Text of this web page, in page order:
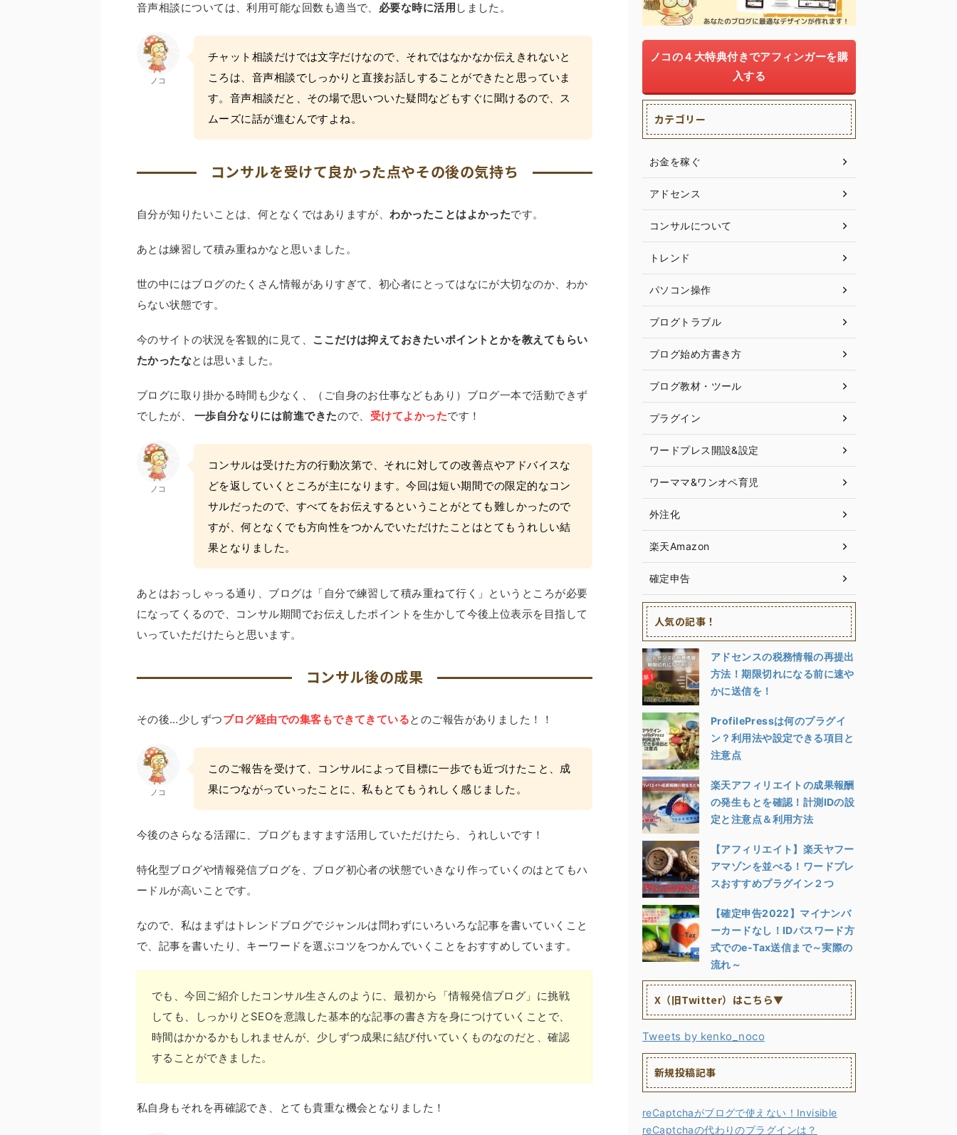
音声相談については、利用可能な回数も適当で、 必要な時に活用 しました。
ノコ
チャット相談だけでは文字だけなので、それではなかなか伝えきれないと
ころは、音声相談でしっかりと直接お話しすることができたと思っていま
す。音声相談だと、その場で思いついた疑問などもすぐに聞けるので、ス
ムーズに話が進むんですよね。
コンサルを受けて良かった点やその後の気持ち
自分が知りたいことは、何となくではありますが、わかったことはよかったです。
あとは練習して積み重ねかなと思いました。
世の中にはブログのたくさん情報がありすぎて、初心者にとってはなにが大切なのか、わか
らない状態です。
今のサイトの状況を客観的に見て、 ここだけは抑えておきたいポイントとかを教えてもらい
たかったなとは思いました。
ブログに取り掛かる時間も少なく、（ご自身のお仕事などもあり）ブログ一本で活動できず
でしたが、
一歩自分なりには前進できたので、 受けてよかったです！
ノコ
コンサルは受けた方の行動次第で、それに対しての改善点やアドバイスな
どを返していくところが主になります。今回は短い期間での限定的なコン
サルだったので、すべてをお伝えするということがとても難しかったので
すが、何となくでも方向性をつかんでいただけたことはとてもうれしい結
果となりました。
あとはおっしゃっる通り、ブログは「自分で練習して積み重ねて行く」というところが必要
になってくるので、コンサル期間でお伝えしたポイントを生かして今後上位表示を目指して
いっていただけたらと思います。
コンサル後の成果
その後…少しずつブログ経由での集客もできてきているとのご報告がありました！！
ノコ
このご報告を受けて、コンサルによって目標に一歩でも近づけたこと、成
果につながっていったことに、私もとてもうれしく感じました。
今後のさらなる活躍に、ブログもますます活用していただけたら、うれしいです！
特化型ブログや情報発信ブログを、ブログ初心者の状態でいきなり作っていくのはとてもハ
ードルが高いことです。
なので、私はまずはトレンドブログでジャンルは問わずにいろいろな記事を書いていくこと
で、記事を書いたり、キーワードを選ぶコツをつかんでいくことをおすすめしています。
でも、今回ご紹介したコンサル生さんのように、最初から「情報発信ブログ」に挑戦
しても、しっかりとSEOを意識した基本的な記事の書き方を身につけていくことで、
時間はかかるかもしれませんが、少しずつ成果に結び付いていくものなのだと、確認
することができました。
私自身もそれを再確認でき、とても貴重な機会となりました！
ノコの４大特典付きでアフィンガーを購
入する
カテゴリー
お金を稼ぐ
アドセンス
コンサルについて
トレンド
パソコン操作
ブログトラブル
ブログ始め方書き方
ブログ教材・ツール
プラグイン
ワードプレス開設&設定
ワーママ&ワンオペ育児
外注化
楽天Amazon
確定申告
人気の記事！
アドセンスの税務情報の再提出
方法！期限切れになる前に速や
かに送信を！
ProfilePressは何のプラグイ
ン？利用法や設定できる項目と
注意点
楽天アフィリエイトの成果報酬
の発生もとを確認！計測IDの設
定と注意点＆利用方法
【アフィリエイト】楽天ヤフー
アマゾンを並べる！ワードプレ
スおすすめプラグイン２つ
【確定申告2022】マイナンバ
ーカードなし！IDパスワード方
式でのe-Tax送信まで～実際の
流れ～
X（旧Twitter）はこちら▼
Tweets by kenko_noco
新規投稿記事
reCaptchaがブログで使えない！Invisible
reCaptchaの代わりのプラグインは？